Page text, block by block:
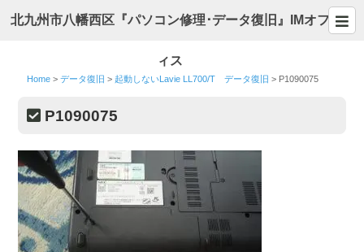
北九州市八幡西区『パソコン修理･データ復旧』IMオフ
ィス
Home >データ復旧 >起動しないLavie LL700/T データ復旧 > P1090075
P1090075